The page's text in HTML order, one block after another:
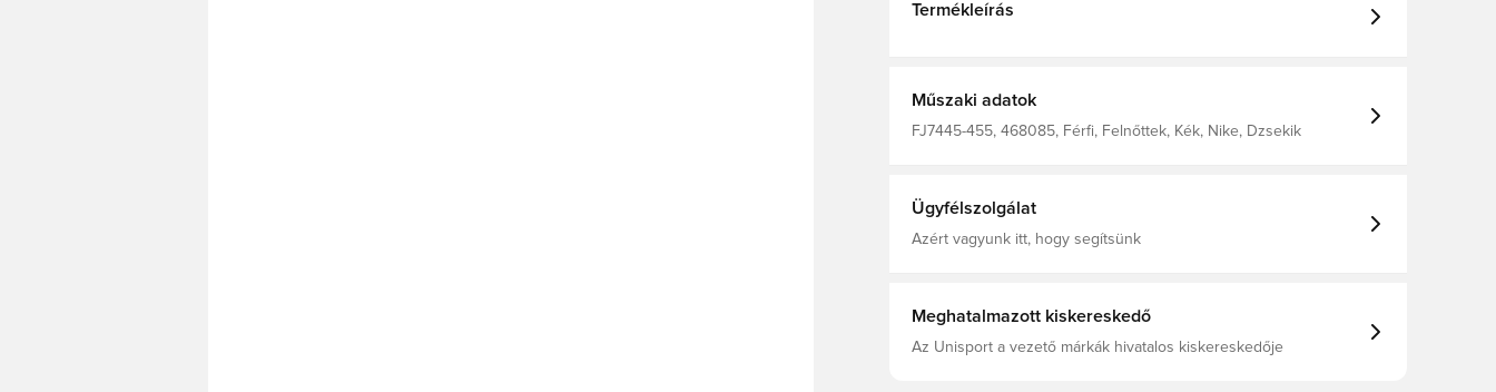
Termékleírás
Műszaki adatok
FJ7445-455, 468085, Férfi, Felnőttek, Kék, Nike, Dzsekik
Ügyfélszolgálat
Azért vagyunk itt, hogy segítsünk
Meghatalmazott kiskereskedő
Az Unisport a vezető márkák hivatalos kiskereskedője